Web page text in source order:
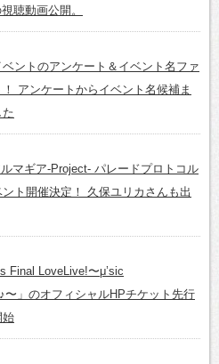
聴動画公開。
ントのアンケート＆イベント名ファ
アンケートからイベント名候補ま
マギア-Project- パレードプロトコル
ト開催決定！ 久保ユリカさんも出
Final LoveLive!〜μ’sic
〜」のオフィシャルHPチケット先行
始